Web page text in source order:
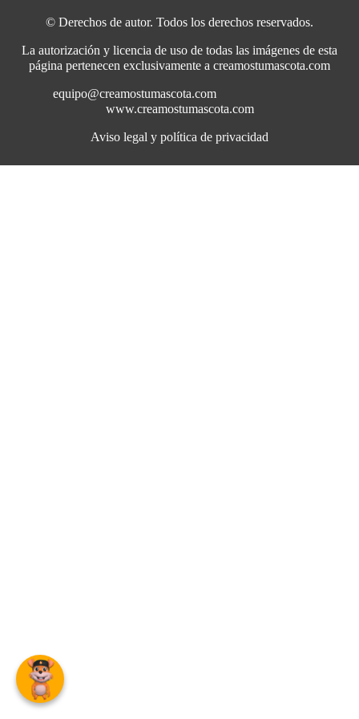
© Derechos de autor. Todos los derechos reservados.
La autorización y licencia de uso de todas las imágenes de esta
página pertenecen exclusivamente a creamostumascota.com
equipo@creamostumascota.com
www.creamostumascota.com
Aviso legal y política de privacidad